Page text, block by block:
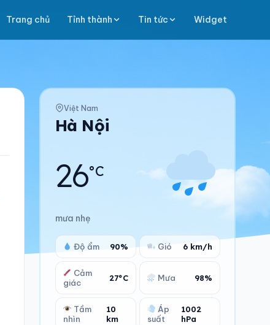
Trang chủ Tỉnh thành Tin tức Widget
Việt Nam
Hà Nội
26°C
mưa nhẹ
Độ ẩm 90% Gió 6 km/h
Cảm
giác
27°C Mưa 98%
Tầm
nhìn
10
km
Áp
suất
1002
hPa